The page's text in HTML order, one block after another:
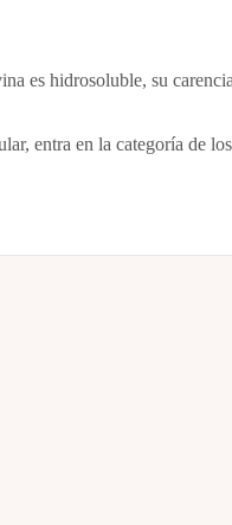
es hidrosoluble, su
entra en la categoría de